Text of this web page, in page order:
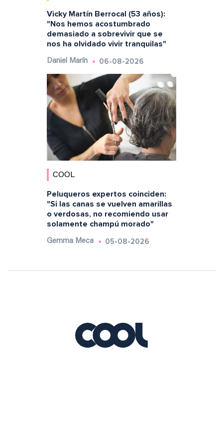
Vicky Martín Berrocal (53 años):
"Nos hemos acostumbrado
demasiado a sobrevivir que se
nos ha olvidado vivir tranquilas"
Daniel Marín 06-08-2026
COOL
Peluqueros expertos coinciden:
"Si las canas se vuelven amarillas
o verdosas, no recomiendo usar
solamente champú morado"
Gemma Meca 05-08-2026